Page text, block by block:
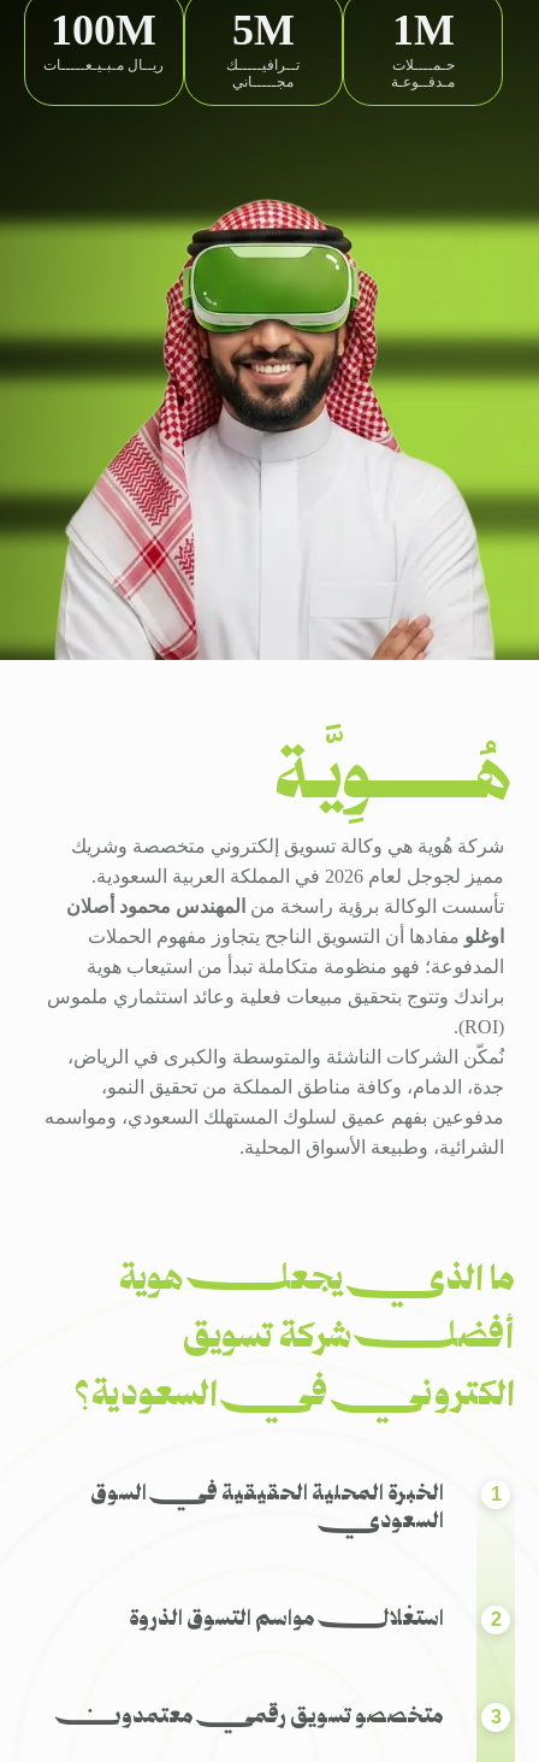
1M
حـمــــلات
مـدفــوعـة
5M
تــرافيـــــك
مجـــــاني
100M
ريــال مـبـيـعـــــات
هُــــــــوِيَّـة
شركة هُوية هي وكالة تسويق إلكتروني متخصصة وشريك
مميز لجوجل لعام 2026 في المملكة العربية السعودية.
تأسست الوكالة برؤية راسخة من المهندس محمود أصلان
اوغلو مفادها أن التسويق الناجح يتجاوز مفهوم الحملات
المدفوعة؛ فهو منظومة متكاملة تبدأ من استيعاب هوية
براندك وتتوج بتحقيق مبيعات فعلية وعائد استثماري ملموس
(ROI).
نُمكّن الشركات الناشئة والمتوسطة والكبرى في الرياض،
جدة، الدمام، وكافة مناطق المملكة من تحقيق النمو،
مدفوعين بفهم عميق لسلوك المستهلك السعودي، ومواسمه
الشرائية، وطبيعة الأسواق المحلية.
ما الذي يجعل هوية
أفضل شركة تسويق
الكتروني في السعودية؟
الخبرة المحلية الحقيقية في السوق
السعودي
استغلال مواسم التسوق الذروة
متخصصو تسويق رقمي معتمدون